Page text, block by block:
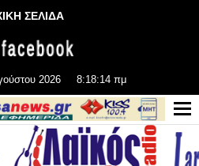
ΣΕΛΙΔΑ
2026 8:18:15 πμ